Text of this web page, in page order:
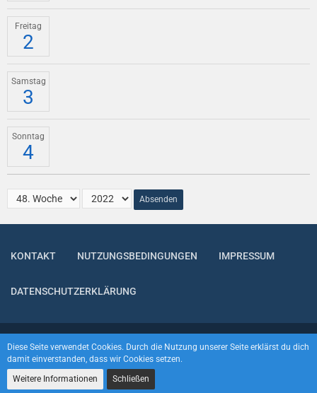
Freitag
2
Samstag
3
Sonntag
4
Absenden
KONTAKT NUTZUNGSBEDINGUNGEN IMPRESSUM
DATENSCHUTZERKLÄRUNG
Community-Software:WoltLab Suite™
Diese Seite verwendet Cookies. Durch die Nutzung unserer Seite erklärst du dich
damit einverstanden, dass wir Cookies setzen.
Weitere Informationen
Schließen